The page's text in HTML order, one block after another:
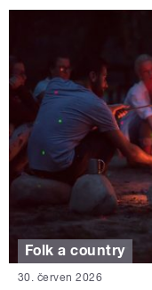
Folk a country
30. červen 2026